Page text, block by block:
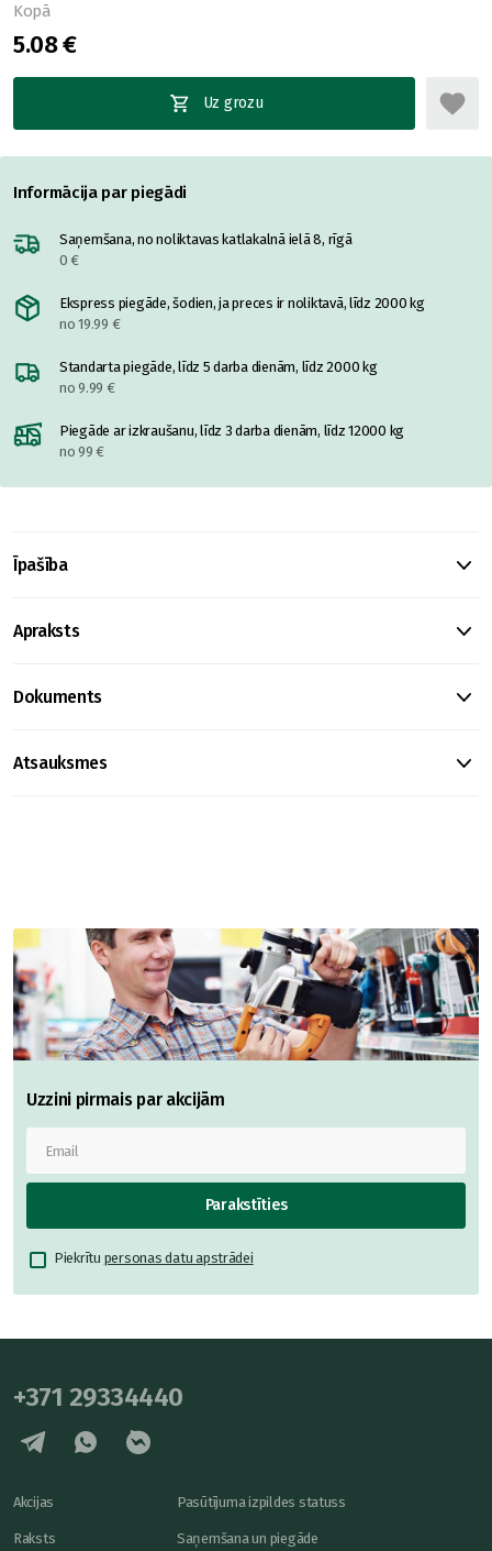
Kopā
5.08 €
Uz grozu
Informācija par piegādi
Saņemšana, no noliktavas katlakalnā ielā 8, rīgā
0 €
Ekspress piegāde, šodien, ja preces ir noliktavā, līdz 2000 kg
no 19.99 €
Standarta piegāde, līdz 5 darba dienām, līdz 2000 kg
no 9.99 €
Piegāde ar izkraušanu, līdz 3 darba dienām, līdz 12000 kg
no 99 €
Īpašība
Apraksts
Dokuments
Atsauksmes
Uzzini pirmais par akcijām
Parakstīties
Piekrītu personas datu apstrādei
+371 29334440
Akcijas
Raksts
Pasūtījuma izpildes statuss
Saņemšana un piegāde